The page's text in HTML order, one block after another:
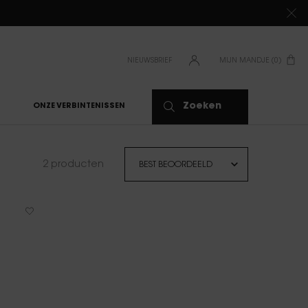
NIEUWSBRIEF MIJN MANDJE 0
ONZE VERBINTENISSEN Zoeken
2 producten